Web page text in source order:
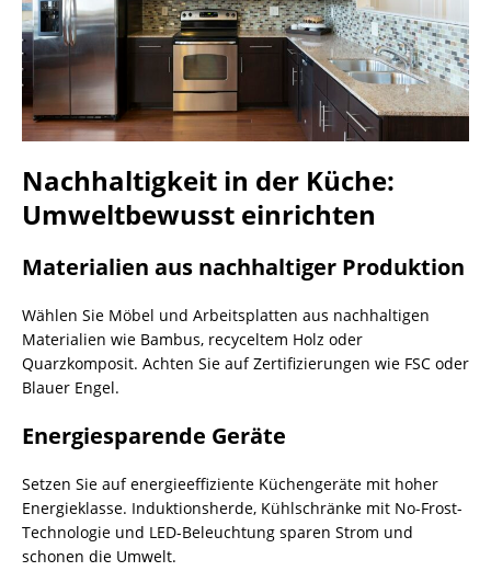
Nachhaltigkeit in der Küche:
Umweltbewusst einrichten
Materialien aus nachhaltiger Produktion
Wählen Sie Möbel und Arbeitsplatten aus nachhaltigen
Materialien wie Bambus, recyceltem Holz oder
Quarzkomposit. Achten Sie auf Zertifizierungen wie FSC oder
Blauer Engel.
Energiesparende Geräte
Setzen Sie auf energieeffiziente Küchengeräte mit hoher
Energieklasse. Induktionsherde, Kühlschränke mit No-Frost-
Technologie und LED-Beleuchtung sparen Strom und
schonen die Umwelt.